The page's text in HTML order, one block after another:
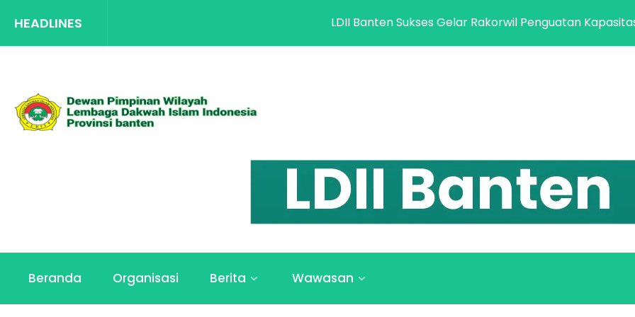
HEADLINES LDII Banten Sukses Gelar Rakorwil Penguatan Kapasitas
Beranda Organisasi Berita Wawasan